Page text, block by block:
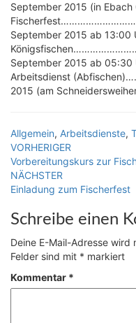
September 2015 (in
September 2015 ab 13:00
September 2015 ab 05:30
Arbeitsdienst
2015 (am
Allgemein, Arbeitsdienste,
VORHERIGER
Vorbereitungskurs zur
NÄCHSTER
Einladung zum Fischerfest
Schreibe einen
Deine E-Mail-Adresse
Felder sind mit * markiert
Kommentar *